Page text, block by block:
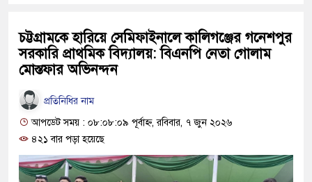
চট্টগ্রামকে হারিয়ে সেমিফাইনালে কালিগঞ্জের গনেশপুর
সরকারি প্রাথমিক বিদ্যালয়: বিএনপি নেতা গোলাম
মোস্তফার অভিনন্দন
প্রতিনিধির নাম
আপডেট সময় : ০৮:০৮:০৯ পূর্বাহ্ণ, রবিবার, ৭ জুন ২০২৬
৪২১ বার পড়া হয়েছে